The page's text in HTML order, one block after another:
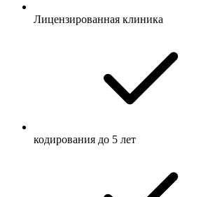
Лицензированная клиника
кодирования до 5 лет